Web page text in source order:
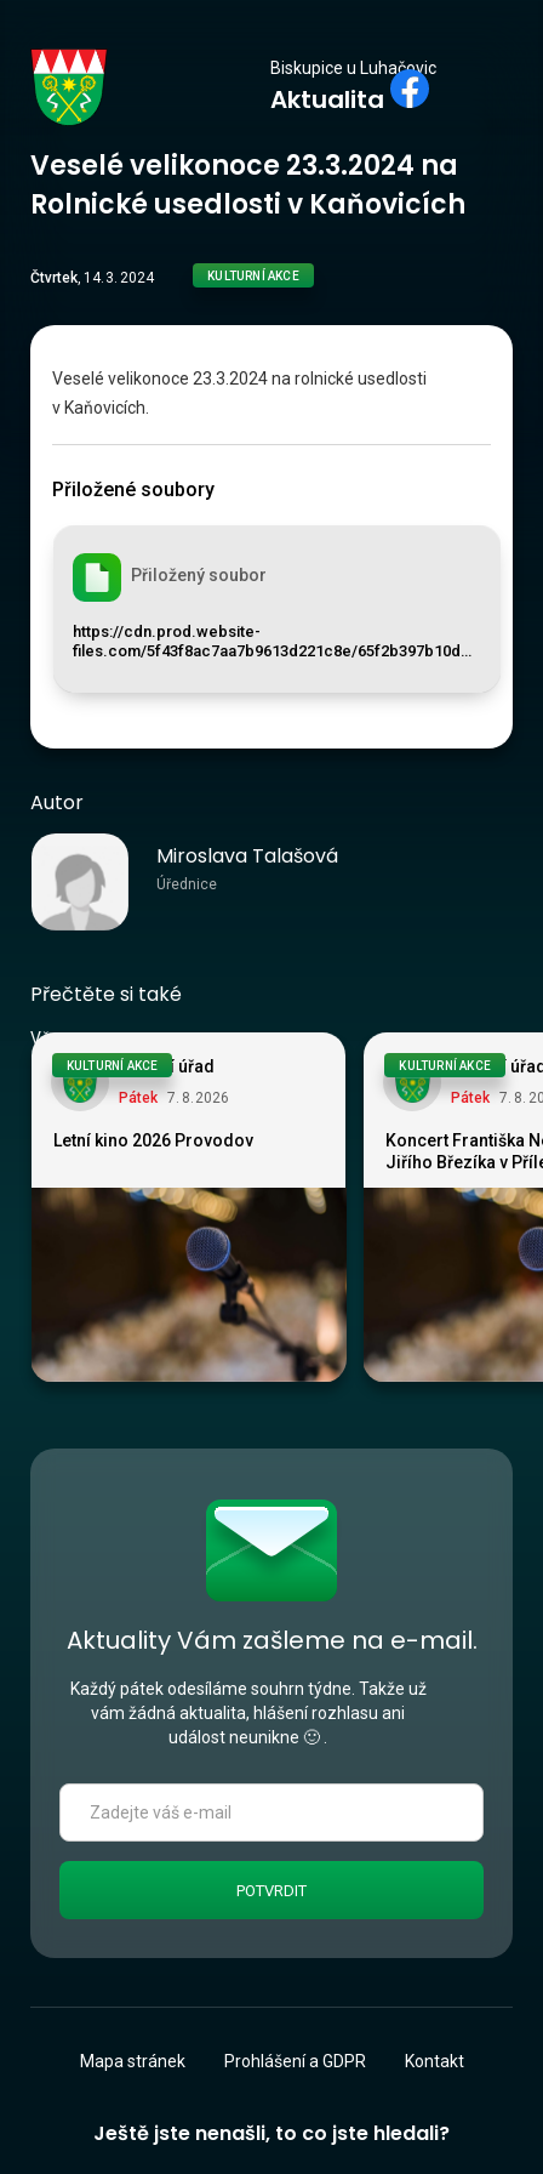
u Luhačovic
Biskupice u Luhačovic
Aktualita
Veselé velikonoce 23.3.2024 na
Rolnické usedlosti v Kaňovicích
Čtvrtek, 14. 3. 2024 KULTURNÍ AKCE
Veselé velikonoce 23.3.2024 na rolnické usedlosti
v Kaňovicích.
Přiložené soubory
Přiložený soubor
https://cdn.prod.website-
files.com/5f43f8ac7aa7b9613d221c8e/65f2b397b10d…
Autor
Miroslava Talašová
Úřednice
Přečtěte si také
Vše
Obecní úřad
Pátek 7. 8. 2026
Letní kino 2026 Provodov
KULTURNÍ AKCE Obecní
Pátek 7. 8.
Koncert Františka
Jiřího Březíka v
KULTURNÍ AKCE
Aktuality Vám zašleme na e-mail.
Každý pátek odesíláme souhrn týdne. Takže už
vám žádná aktualita, hlášení rozhlasu ani
událost neunikne 🙂 .
Ještě jste nenašli, to co jste hledali?
Mapa stránek Prohlášení a GDPR Kontakt